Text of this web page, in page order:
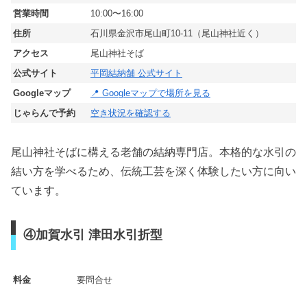
営業時間
10:00〜16:00
住所
石川県金沢市尾山町10-11（尾山神社近く）
アクセス
尾山神社そば
公式サイト
平岡結納舗 公式サイト
Googleマップ
📍 Googleマップで場所を見る
じゃらんで予約
空き状況を確認する
尾山神社そばに構える老舗の結納専門店。本格的な水引の
結い方を学べるため、伝統工芸を深く体験したい方に向い
ています。
④加賀水引 津田水引折型
料金
要問合せ